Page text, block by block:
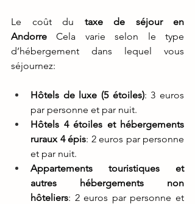
Le coût du taxe de séjour en
Andorre Cela varie selon le type
d’hébergement dans lequel vous
séjournez:
Hôtels de luxe (5 étoiles): 3 euros
par personne et par nuit.
Hôtels 4 étoiles et hébergements
ruraux 4 épis: 2 euros par personne
et par nuit.
Appartements touristiques et
autres hébergements non
hôteliers: 2 euros par personne et